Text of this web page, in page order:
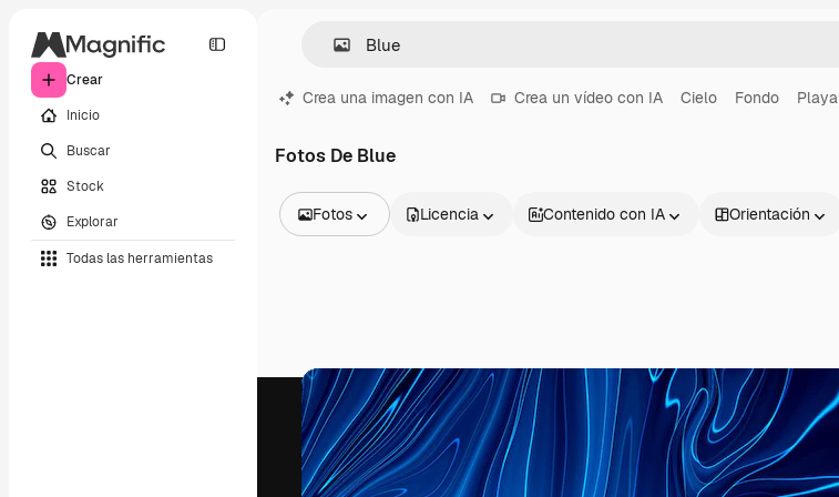
Crear
Inicio
Buscar
Stock
Explorar
Todas las herramientas
Crea una imagen con IA Crea un vídeo con IA Cielo Fondo Playa
Fotos De Blue
Fotos
Vídeos
Clips de vídeo
Motion graphics
Plantillas de vídeos
Iconos
Modelos 3D
Fuentes
Licencia Contenido con IA Orientación
Productos